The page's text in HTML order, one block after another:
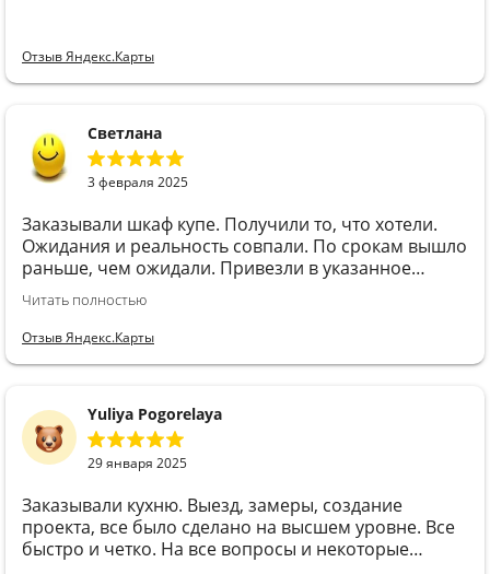
Отзыв Яндекс.Карты
Cветлана
3 февраля 2025
Заказывали шкаф купе. Получили то, что хотели.
Ожидания и реальность совпали. По срокам вышло
раньше, чем ожидали. Привезли в указанное
время, это тоже важно, т к не пришлось сидеть в
ожидании полдня. Менеджеру Диане и сборщику
Андрею благодарны за консультацию и быстрый
Читать полностью
Отзыв Яндекс.Карты
Yuliya Pogorelaya
29 января 2025
Заказывали кухню. Выезд, замеры, создание
проекта, все было сделано на высшем уровне. Все
быстро и четко. На все вопросы и некоторые